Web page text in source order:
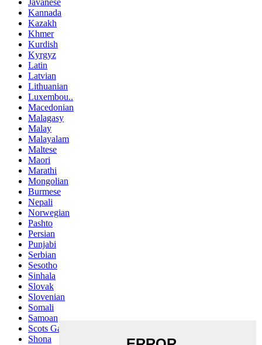
Javanese
Kannada
Kazakh
Khmer
Kurdish
Kyrgyz
Latin
Latvian
Lithuanian
Luxembou..
Macedonian
Malagasy
Malay
Malayalam
Maltese
Maori
Marathi
Mongolian
Burmese
Nepali
Norwegian
Pashto
Persian
Punjabi
Serbian
Sesotho
Sinhala
Slovak
Slovenian
Somali
Samoan
Scots Gaelic
Shona